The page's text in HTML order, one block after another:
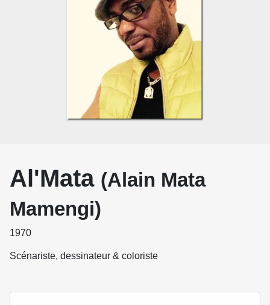
Al'Mata (Alain Mata
Mamengi)
1970
Scénariste, dessinateur & coloriste